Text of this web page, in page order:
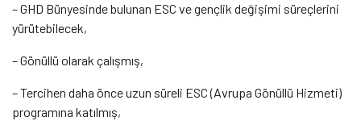
– GHD Bünyesinde bulunan ESC ve gençlik değişimi süreçlerini
yürütebilecek,
– Gönüllü olarak çalışmış,
– Tercihen daha önce uzun süreli ESC (Avrupa Gönüllü Hizmeti)
programına katılmış,